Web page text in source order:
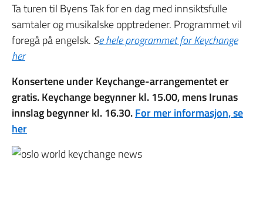
Ta turen til Byens Tak for en dag med innsiktsfulle
samtaler og musikalske opptredener. Programmet vil
foregå på engelsk. Se hele programmet for Keychange
her
Konsertene under Keychange-arrangementet er
gratis. Keychange begynner kl. 15.00, mens Irunas
innslag begynner kl. 16.30.For mer informasjon, se
her